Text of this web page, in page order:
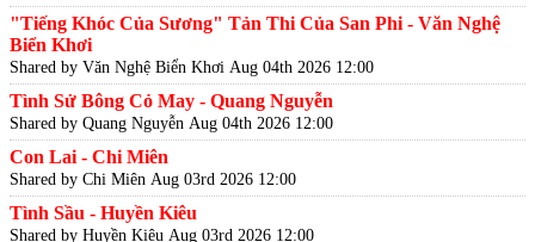
"Tiếng Khóc Của Sương" Tản Thi Của San Phi - Văn Nghệ
Biển Khơi
Shared by Văn Nghệ Biển Khơi Aug 04th 2026 12:00
Tình Sử Bông Cỏ May - Quang Nguyễn
Shared by Quang Nguyễn Aug 04th 2026 12:00
Con Lai - Chi Miên
Shared by Chi Miên Aug 03rd 2026 12:00
Tình Sầu - Huyền Kiêu
Shared by Huyền Kiêu Aug 03rd 2026 12:00